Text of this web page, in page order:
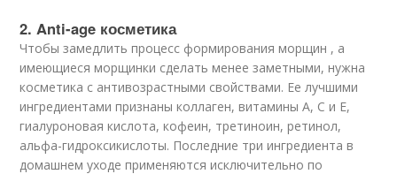
2. Anti-age косметика
Чтобы замедлить процесс формирования морщин , а
имеющиеся морщинки сделать менее заметными, нужна
косметика с антивозрастными свойствами. Ее лучшими
ингредиентами признаны коллаген, витамины А, С и Е,
гиалуроновая кислота, кофеин, третиноин, ретинол,
альфа-гидроксикислоты. Последние три ингредиента в
домашнем уходе применяются исключительно по